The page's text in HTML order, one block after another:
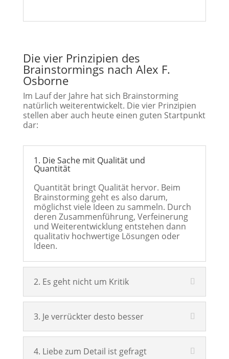
Die vier Prinzipien des
Brainstormings nach Alex F.
Osborne
Im Lauf der Jahre hat sich Brainstorming
natürlich weiterentwickelt. Die vier Prinzipien
stellen aber auch heute einen guten Startpunkt
dar:
1. Die Sache mit Qualität und
Quantität
Quantität bringt Qualität hervor. Beim
Brainstorming geht es also darum,
möglichst viele Ideen zu sammeln. Durch
deren Zusammenführung, Verfeinerung
und Weiterentwicklung entstehen dann
qualitativ hochwertige Lösungen oder
Ideen.
2. Es geht nicht um Kritik
3. Je verrückter desto besser
4. Liebe zum Detail ist gefragt